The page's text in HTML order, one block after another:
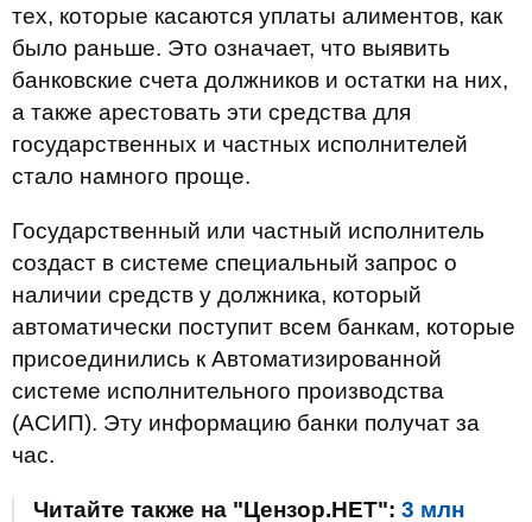
тех, которые касаются уплаты алиментов, как
было раньше. Это означает, что выявить
банковские счета должников и остатки на них,
а также арестовать эти средства для
государственных и частных исполнителей
стало намного проще.
Государственный или частный исполнитель
создаст в системе специальный запрос о
наличии средств у должника, который
автоматически поступит всем банкам, которые
присоединились к Автоматизированной
системе исполнительного производства
(АСИП). Эту информацию банки получат за
час.
Читайте также на "Цензор.НЕТ": 3 млн